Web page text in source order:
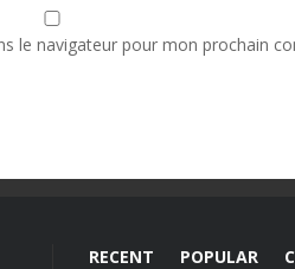
le navigateur pour mon prochain
RECENT POPULAR